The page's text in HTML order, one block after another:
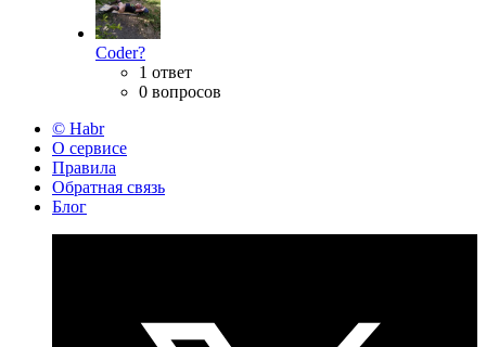
Coder?
1 ответ
0 вопросов
© Habr
О сервисе
Правила
Обратная связь
Блог